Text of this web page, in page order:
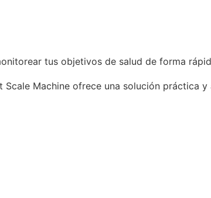
tus objetivos de salud de forma
Scale Machine ofrece una solución práctica